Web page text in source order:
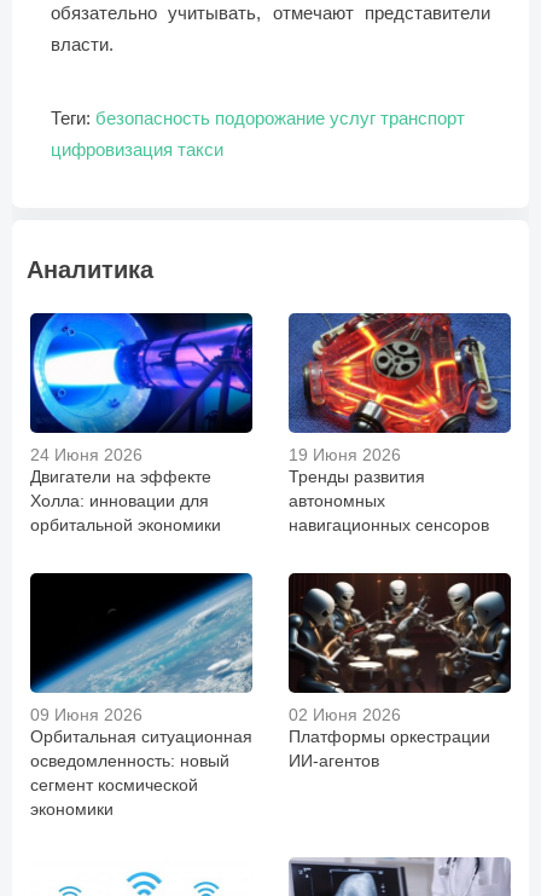
обязательно учитывать, отмечают представители
власти.
Теги: безопасность подорожание услуг транспорт
цифровизация такси
Аналитика
24 Июня 2026
Двигатели на эффекте
Холла: инновации для
орбитальной экономики
19 Июня 2026
Тренды развития
автономных
навигационных сенсоров
09 Июня 2026
Орбитальная ситуационная
осведомленность: новый
сегмент космической
экономики
02 Июня 2026
Платформы оркестрации
ИИ-агентов